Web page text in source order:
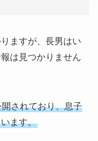
ますが、長男はい
は見つかりません
されており、息子
ます。